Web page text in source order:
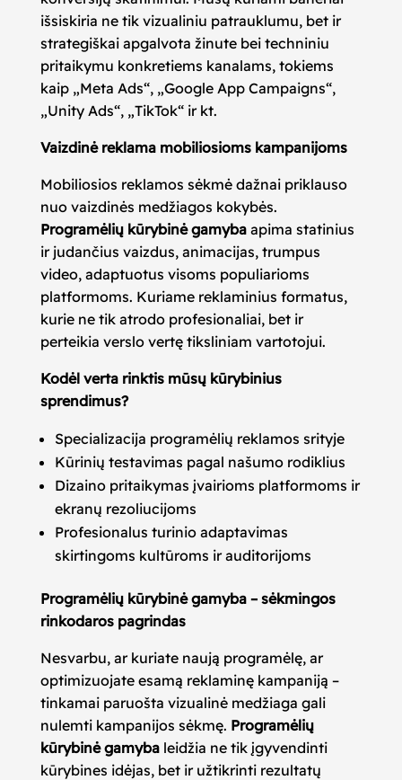
išsiskiria ne tik vizualiniu patrauklumu, bet ir
strategiškai apgalvota žinute bei techniniu
pritaikymu konkretiems kanalams, tokiems
kaip „Meta Ads“, „Google App Campaigns“,
„Unity Ads“, „TikTok“ ir kt.
Vaizdinė reklama mobiliosioms kampanijoms
Mobiliosios reklamos sėkmė dažnai priklauso
nuo vaizdinės medžiagos kokybės.
Programėlių kūrybinė gamybaapima statinius
ir judančius vaizdus, animacijas, trumpus
video, adaptuotus visoms populiarioms
platformoms. Kuriame reklaminius formatus,
kurie ne tik atrodo profesionaliai, bet ir
perteikia verslo vertę tiksliniam vartotojui.
Kodėl verta rinktis mūsų kūrybinius
sprendimus?
Specializacija programėlių reklamos srityje
Kūrinių testavimas pagal našumo rodiklius
Dizaino pritaikymas įvairioms platformoms ir
ekranų rezoliucijoms
Profesionalus turinio adaptavimas
skirtingoms kultūroms ir auditorijoms
Programėlių kūrybinė gamyba – sėkmingos
rinkodaros pagrindas
Nesvarbu, ar kuriate naują programėlę, ar
optimizuojate esamą reklaminę kampaniją –
tinkamai paruošta vizualinė medžiaga gali
nulemti kampanijos sėkmę. Programėlių
kūrybinė gamybaleidžia ne tik įgyvendinti
kūrybines idėjas, bet ir užtikrinti rezultatų